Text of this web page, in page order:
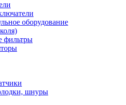
оборудование
фильтры
шнуры